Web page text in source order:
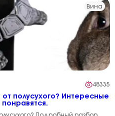
Вина
48335
полусухого? Интересные